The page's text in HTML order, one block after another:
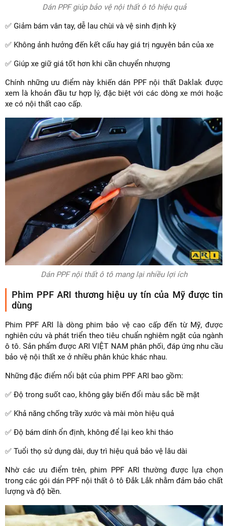
Dán PPF giúp bảo vệ nội thất ô tô hiệu quả
✅ Giảm bám vân tay, dễ lau chùi và vệ sinh định kỳ
✅ Không ảnh hưởng đến kết cấu hay giá trị nguyên bản của xe
✅ Giúp xe giữ giá tốt hơn khi cần chuyển nhượng
Chính những ưu điểm này khiến dán PPF nội thất Daklak được
xem là khoản đầu tư hợp lý, đặc biệt với các dòng xe mới hoặc
xe có nội thất cao cấp.
Dán PPF nội thất ô tô mang lại nhiều lợi ích
Phim PPF ARI thương hiệu uy tín của Mỹ được tin
dùng
Phim PPF ARI là dòng phim bảo vệ cao cấp đến từ Mỹ, được
nghiên cứu và phát triển theo tiêu chuẩn nghiêm ngặt của ngành
ô tô. Sản phẩm được ARI VIỆT NAM phân phối, đáp ứng nhu cầu
bảo vệ nội thất xe ở nhiều phân khúc khác nhau.
Những đặc điểm nổi bật của phim PPF ARI bao gồm:
✅ Độ trong suốt cao, không gây biến đổi màu sắc bề mặt
✅ Khả năng chống trầy xước và mài mòn hiệu quả
✅ Độ bám dính ổn định, không để lại keo khi tháo
✅ Tuổi thọ sử dụng dài, duy trì hiệu quả bảo vệ lâu dài
Nhờ các ưu điểm trên, phim PPF ARI thường được lựa chọn
trong các gói dán PPF nội thất ô tô Đắk Lắk nhằm đảm bảo chất
lượng và độ bền.